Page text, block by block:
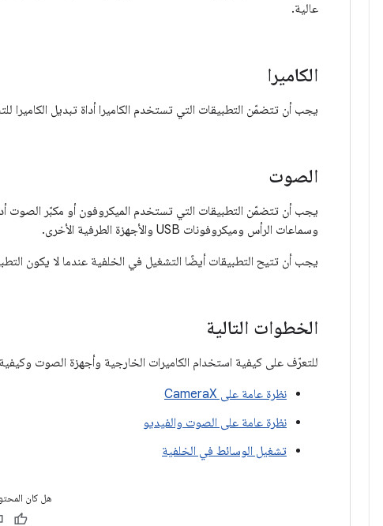
عالية.
الكاميرا
يجب أن تتضمّن التطبيقات التي تستخدم الكاميرا أداة تبديل الكاميرا
الصوت
يجب أن تتضمّن التطبيقات التي تستخدم الميكروفون أو مكبّر الصوت
وسماعات الرأس وميكروفونات USB والأجهزة الطرفية الأخرى.
يجب أن تتيح التطبيقات أيضًا التشغيل في الخلفية عندما لا يكون
الخطوات التالية
للتعرّف على كيفية استخدام الكاميرات الخارجية وأجهزة الصوت
نظرة عامة على CameraX
نظرة عامة على الصوت والفيديو
تشغيل الوسائط في الخلفية
هل كان